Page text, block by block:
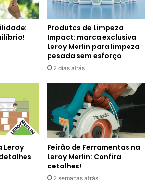
Produtos de Limpeza
Impact: marca exclusiva
Leroy Merlin para limpeza
pesada sem esforço
2 dias atrás
Leroy
Feirão de Ferramentas na
Leroy Merlin: Confira
detalhes!
2 semanas atrás